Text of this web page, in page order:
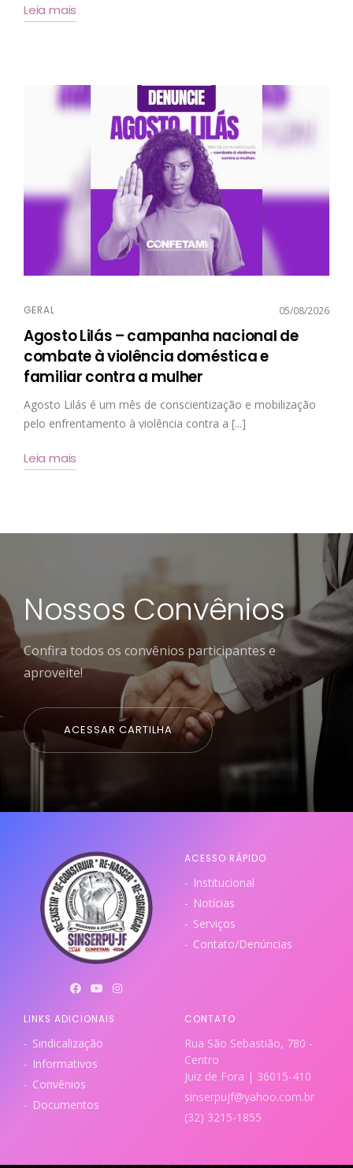
Leia mais
GERAL 05/08/2026
Agosto Lilás – campanha nacional de
combate à violência doméstica e
familiar contra a mulher
Agosto Lilás é um mês de conscientização e mobilização
pelo enfrentamento à violência contra a [...]
Leia mais
Nossos Convênios
Confira todos os convênios participantes e
aproveite!
ACESSAR CARTILHA
ACESSO RÁPIDO
Institucional
Notícias
Serviços
Contato/Denúncias
LINKS ADICIONAIS
Sindicalização
Informativos
Convênios
Documentos
CONTATO
Rua São Sebastião, 780 -
Centro
Juiz de Fora | 36015-410
sinserpujf@yahoo.com.br
(32) 3215-1855